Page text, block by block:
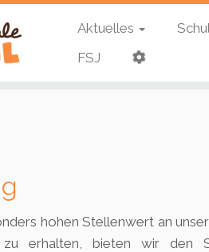
Aktuelles
FSJ
hohen Stellenwert an
erhalten, bieten wir den